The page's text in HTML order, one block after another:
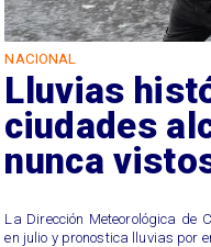
NACIONAL
Lluvias
ciudades
nunca
La Dirección Meteorológica de
en julio y pronostica lluvias por